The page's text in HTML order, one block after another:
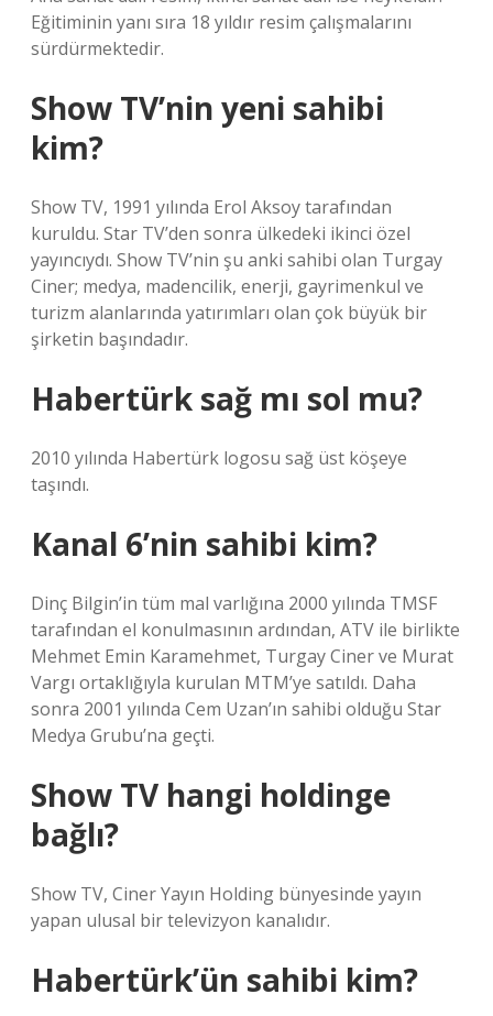
Eğitiminin yanı sıra 18 yıldır resim çalışmalarını
sürdürmektedir.
Show TV’nin yeni sahibi
kim?
Show TV, 1991 yılında Erol Aksoy tarafından
kuruldu. Star TV’den sonra ülkedeki ikinci özel
yayıncıydı. Show TV’nin şu anki sahibi olan Turgay
Ciner; medya, madencilik, enerji, gayrimenkul ve
turizm alanlarında yatırımları olan çok büyük bir
şirketin başındadır.
Habertürk sağ mı sol mu?
2010 yılında Habertürk logosu sağ üst köşeye
taşındı.
Kanal 6’nin sahibi kim?
Dinç Bilgin’in tüm mal varlığına 2000 yılında TMSF
tarafından el konulmasının ardından, ATV ile birlikte
Mehmet Emin Karamehmet, Turgay Ciner ve Murat
Vargı ortaklığıyla kurulan MTM’ye satıldı. Daha
sonra 2001 yılında Cem Uzan’ın sahibi olduğu Star
Medya Grubu’na geçti.
Show TV hangi holdinge
bağlı?
Show TV, Ciner Yayın Holding bünyesinde yayın
yapan ulusal bir televizyon kanalıdır.
Habertürk’ün sahibi kim?